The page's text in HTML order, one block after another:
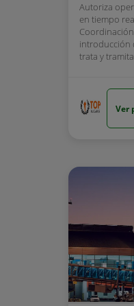
Autoriza
en tiempo
introducción
trata y
Ver